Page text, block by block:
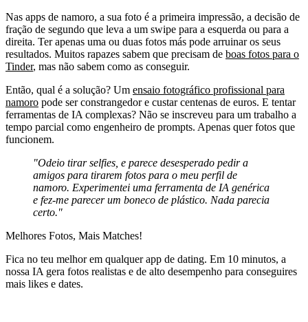
Nas apps de namoro, a sua foto é a primeira impressão, a decisão de
fração de segundo que leva a um swipe para a esquerda ou para a
direita. Ter apenas uma ou duas fotos más pode arruinar os seus
resultados. Muitos rapazes sabem que precisam de boas fotos para o
Tinder, mas não sabem como as conseguir.
Então, qual é a solução? Um ensaio fotográfico profissional para
namoro pode ser constrangedor e custar centenas de euros. E tentar
ferramentas de IA complexas? Não se inscreveu para um trabalho a
tempo parcial como engenheiro de prompts. Apenas quer fotos que
funcionem.
"Odeio tirar selfies, e parece desesperado pedir a
amigos para tirarem fotos para o meu perfil de
namoro. Experimentei uma ferramenta de IA genérica
e fez-me parecer um boneco de plástico. Nada parecia
certo."
Melhores Fotos, Mais Matches!
Fica no teu melhor em qualquer app de dating. Em 10 minutos, a
nossa IA gera fotos realistas e de alto desempenho para conseguires
mais likes e dates.